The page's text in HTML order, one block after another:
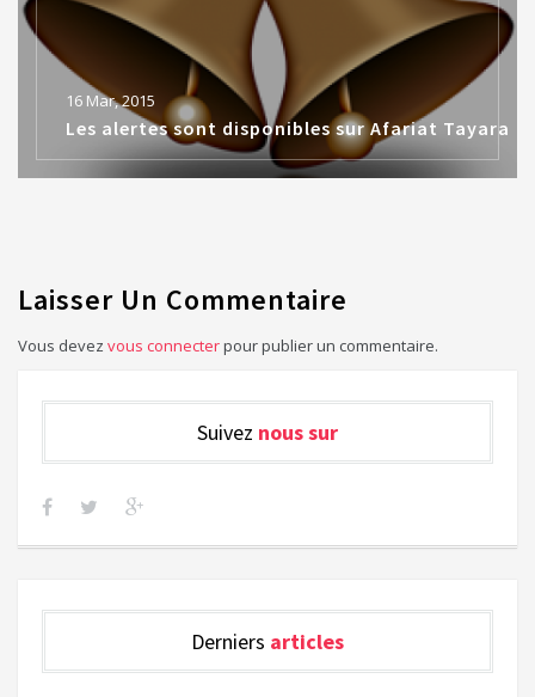
16 Mar, 2015
Les alertes sont disponibles sur Afariat Tayara
Laisser Un Commentaire
Vous devez vous connecterpour publier un commentaire.
Suivez nous sur
Derniers articles